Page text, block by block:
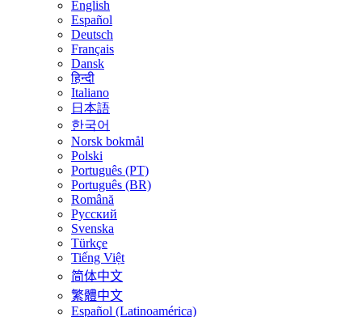
English
Español
Deutsch
Français
Dansk
हिन्दी
Italiano
日本語
한국어
Norsk bokmål
Polski
Português (PT)
Português (BR)
Română
Русский
Svenska
Türkçe
Tiếng Việt
简体中文
繁體中文
Español (Latinoamérica)